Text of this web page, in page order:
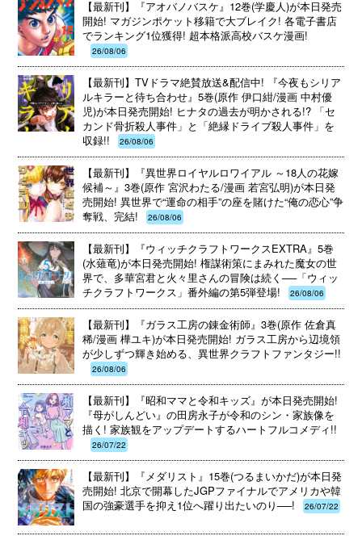
【最新刊】『アオバノバスケ』12巻(学慶人)が本日発売
開始! マガジンポケット移籍で大ブレイク! 各電子書店
でランキング1位獲得! 超本格派高校バスケ漫画!
26/08/06
【最新刊】TVドラマ絶賛放送&配信中! 『今夜もシリア
ルキラーと待ち合わせ』5巻(原作 伊口紺/漫画 中村優
児)が本日発売開始! ヒナタの過去が明かされる!? 「セ
カンド骨折殺人事件」と「絶縁ドライブ殺人事件」を
収録!!
26/08/06
【最新刊】『異世界ロイヤルロワイアル ～18人の花嫁
候補～』3巻(原作 宮沢わたる/漫画 若宮弘明)が本日発
売開始! 異世界で“運命の相手”の座を賭けた“俺の恋心”争
奪戦、完結!
26/08/06
【最新刊】『ウィッチクラフトワークスEXTRA』5巻
(水薙竜)が本日発売開始! 権謀術策にまみれた魔女の世
界で、多華宮君と火々里さんの冒険は続く──「ウィッ
チクラフトワークス」番外編の第5弾登場!
26/08/06
【最新刊】『ガラス工房の錬金術師』3巻(原作 佐倉真
稀/漫画 樺ユキ)が本日発売開始! ガラス工房から辺境領
が少しずつ輝き始める、異世界クラフトファンタジー!!
26/08/06
【最新刊】『昭和ママと令和キッズ』が本日発売開始!
『母がしんどい』の田房永子が令和のシン・家族像を
描く! 家族観をアップデートするハートフルコメディ!!
26/07/22
【最新刊】『メダリスト』15巻(つるまいかだ)が本日発
売開始! 北京で開幕したJGPファイナルでアメリカや韓
国の強豪選手を抑え1位へ躍り出たいのり──!
26/07/22